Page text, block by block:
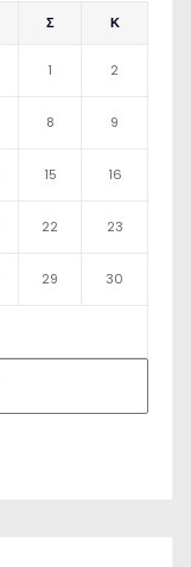
Σ Κ
1 2
8 9
15 16
22 23
29 30